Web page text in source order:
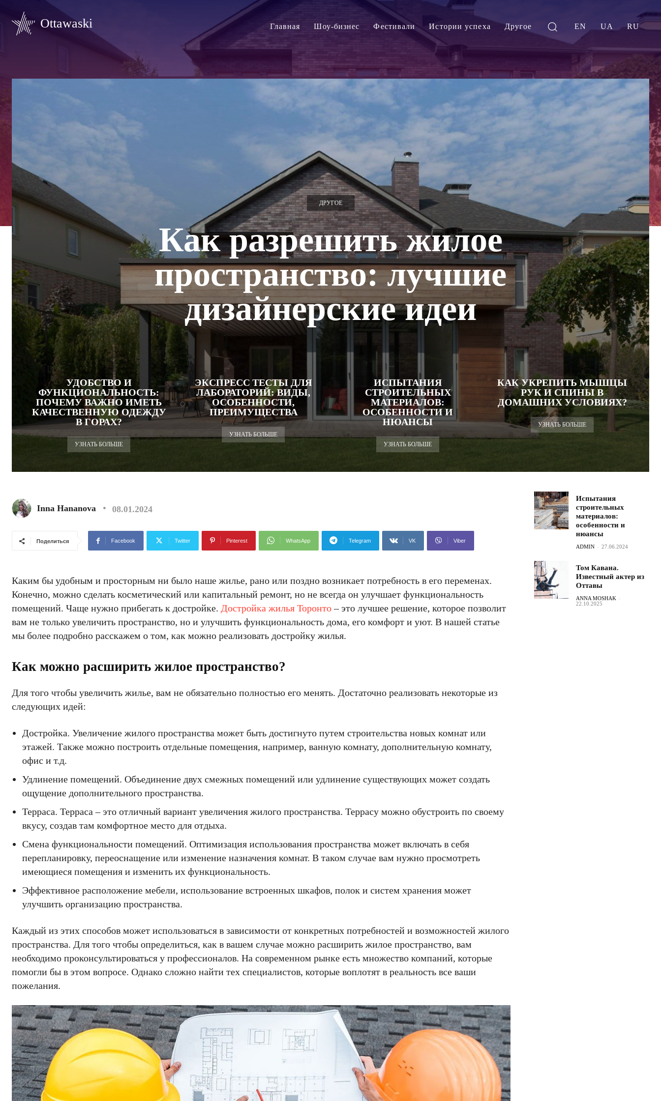
Ottawaski Главная Шоу-бизнес Фестивали Истории успеха Другое EN UA RU
ДРУГОЕ
Как разрешить жилое
пространство: лучшие
дизайнерские идеи
УДОБСТВО И
ФУНКЦИОНАЛЬНОСТЬ:
ПОЧЕМУ ВАЖНО ИМЕТЬ
КАЧЕСТВЕННУЮ ОДЕЖДУ
В ГОРАХ?
УЗНАТЬ БОЛЬШЕ
ЭКСПРЕСС ТЕСТЫ ДЛЯ
ЛАБОРАТОРИЙ: ВИДЫ,
ОСОБЕННОСТИ,
ПРЕИМУЩЕСТВА
УЗНАТЬ БОЛЬШЕ
ИСПЫТАНИЯ
СТРОИТЕЛЬНЫХ
МАТЕРИАЛОВ:
ОСОБЕННОСТИ И
НЮАНСЫ
УЗНАТЬ БОЛЬШЕ
КАК УКРЕПИТЬ МЫШЦЫ
РУК И СПИНЫ В
ДОМАШНИХ УСЛОВИЯХ?
УЗНАТЬ БОЛЬШЕ
Inna Hananova 08.01.2024
Поделиться Facebook Twitter Pinterest WhatsApp Telegram VK Viber
Каким бы удобным и просторным ни было наше жилье, рано или поздно возникает потребность в его переменах.
Конечно, можно сделать косметический или капитальный ремонт, но не всегда он улучшает функциональность
помещений. Чаще нужно прибегать к достройке. Достройка жилья Торонто– это лучшее решение, которое позволит
вам не только увеличить пространство, но и улучшить функциональность дома, его комфорт и уют. В нашей статье
мы более подробно расскажем о том, как можно реализовать достройку жилья.
Как можно расширить жилое пространство?
Для того чтобы увеличить жилье, вам не обязательно полностью его менять. Достаточно реализовать некоторые из
следующих идей:
Достройка. Увеличение жилого пространства может быть достигнуто путем строительства новых комнат или
этажей. Также можно построить отдельные помещения, например, ванную комнату, дополнительную комнату,
офис и т.д.
Удлинение помещений. Объединение двух смежных помещений или удлинение существующих может создать
ощущение дополнительного пространства.
Терраса. Терраса – это отличный вариант увеличения жилого пространства. Террасу можно обустроить по своему
вкусу, создав там комфортное место для отдыха.
Смена функциональности помещений. Оптимизация использования пространства может включать в себя
перепланировку, переоснащение или изменение назначения комнат. В таком случае вам нужно просмотреть
имеющиеся помещения и изменить их функциональность.
Эффективное расположение мебели, использование встроенных шкафов, полок и систем хранения может
улучшить организацию пространства.
Каждый из этих способов может использоваться в зависимости от конкретных потребностей и возможностей жилого
пространства. Для того чтобы определиться, как в вашем случае можно расширить жилое пространство, вам
необходимо проконсультироваться у профессионалов. На современном рынке есть множество компаний, которые
помогли бы в этом вопросе. Однако сложно найти тех специалистов, которые воплотят в реальность все ваши
пожелания.
Испытания
строительных
материалов:
особенности и
нюансы
ADMIN - 27.06.2024
Том Кавана.
Известный актер из
Оттавы
ANNA MOSHAK -
22.10.2025